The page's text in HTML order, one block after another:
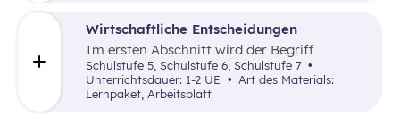
Wirtschaftliche Entscheidungen
Im ersten Abschnitt wird der Begriff
Wirtschaft erklärt. Der zweite Abschnitt
befasst sich mit wirtschaftlichen Situationen,
die gelöst werden sollen. Der Fokus liegt
hierbei auf der Begründung wirtschaftlicher
Schulstufe 5, Schulstufe 6, Schulstufe 7
Unterrichtsdauer: 1-2 UE
Lernpaket, Arbeitsblatt